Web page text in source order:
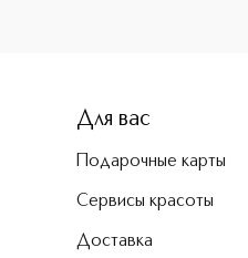
Для вас
Подарочные карты
Сервисы красоты
Доставка